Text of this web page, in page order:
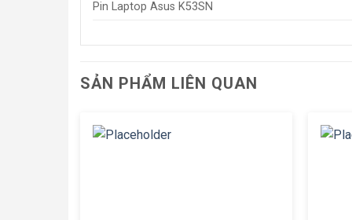
Pin Laptop Asus K53SN
SẢN PHẨM LIÊN QUAN